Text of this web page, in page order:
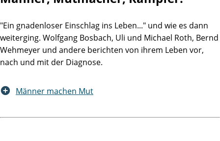
"Ein gnadenloser Einschlag ins Leben..." und wie es dann
weiterging. Wolfgang Bosbach, Uli und Michael Roth, Bernd
Wehmeyer und andere berichten von ihrem Leben vor,
nach und mit der Diagnose.
Männer machen Mut